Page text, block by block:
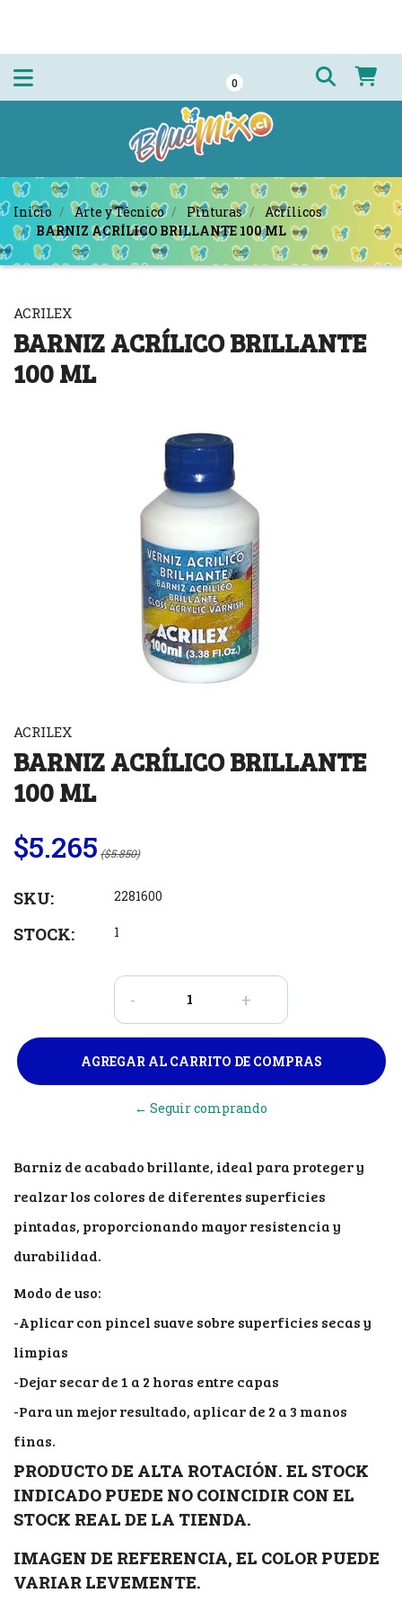
0
Inicio Arte y Técnico Pinturas
Acrílicos
BARNIZ ACRÍLICO BRILLANTE 100 ML
ACRILEX
BARNIZ ACRÍLICO BRILLANTE
100 ML
ACRILEX
BARNIZ ACRÍLICO BRILLANTE
100 ML
$5.265 ($5.850)
SKU: 2281600
STOCK: 1
- +
← Seguir comprando
Barniz de acabado brillante, ideal para proteger y
realzar los colores de diferentes superficies
pintadas, proporcionando mayor resistencia y
durabilidad.
Modo de uso:
-Aplicar con pincel suave sobre superficies secas y
limpias
-Dejar secar de 1 a 2 horas entre capas
-Para un mejor resultado, aplicar de 2 a 3 manos
finas.
PRODUCTO DE ALTA ROTACIÓN. EL STOCK
INDICADO PUEDE NO COINCIDIR CON EL
STOCK REAL DE LA TIENDA.
IMAGEN DE REFERENCIA, EL COLOR PUEDE
VARIAR LEVEMENTE.